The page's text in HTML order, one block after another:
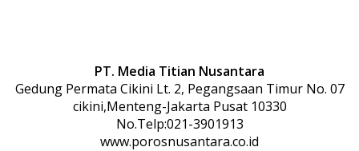
PT. Media Titian Nusantara
Gedung Permata Cikini Lt. 2, Pegangsaan Timur No. 07
cikini,Menteng-Jakarta Pusat 10330
No.Telp:021-3901913
www.porosnusantara.co.id